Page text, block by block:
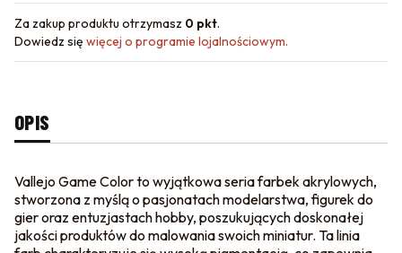
Za zakup produktu otrzymasz 0 pkt.
Dowiedz się więcej o programie lojalnościowym.
OPIS
Vallejo Game Color to wyjątkowa seria farbek akrylowych,
stworzona z myślą o pasjonatach modelarstwa, figurek do
gier oraz entuzjastach hobby, poszukujących doskonałej
jakości produktów do malowania swoich miniatur. Ta linia